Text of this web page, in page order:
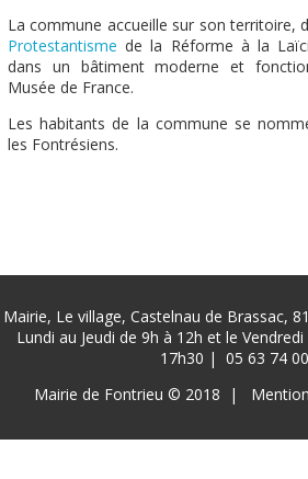
La commune accueille sur son territoire,
Protestantisme de la Réforme à la
dans un bâtiment moderne et
Musée de France.
Les habitants de la commune se
les Fontrésiens.
Mairie, Le village, Castelnau de Brassac,
Lundi au Jeudi de 9h à 12h et le
17h30 | 05 63 74
page
Mairie de Fontrieu © 2018